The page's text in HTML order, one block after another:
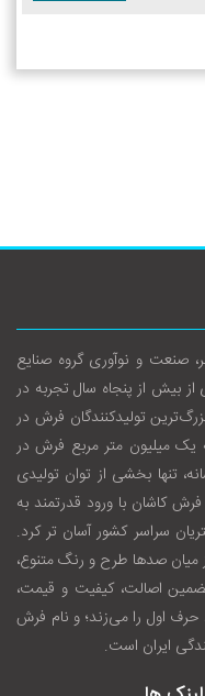
صنعت و نوآوری گروه صنایع
بیش از پنجاه سال تجربه در
تولیدکنندگان فرش در
یک میلیون متر مربع فرش در
1700، 1500، 1200، 1000، 700 و 500 شانه، تنها بخشی از توان تولیدی
است. از سال 1387، برند فرش کاشان با ورود قدرتمند به
سراسر کشور آسان‌ تر کرد.
میان صدها طرح و رنگ متنوع،
اصالت، کیفیت و قیمت،
حرف اول را می‌زند؛ و نام فرش
ایران است.